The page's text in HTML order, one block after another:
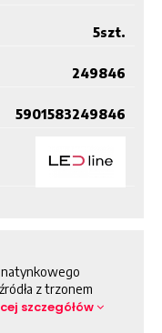
szt.
5
249846
5901583249846
natynkowego
z trzonem
szczegółów